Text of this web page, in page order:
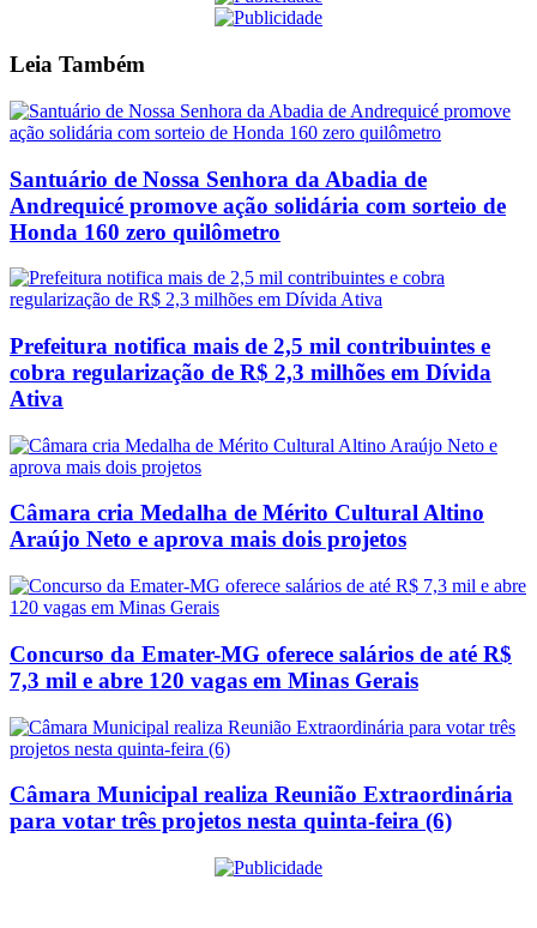
Leia Também
Santuário de Nossa Senhora da Abadia de
Andrequicé promove ação solidária com sorteio de
Honda 160 zero quilômetro
Prefeitura notifica mais de 2,5 mil contribuintes e
cobra regularização de R$ 2,3 milhões em Dívida
Ativa
Câmara cria Medalha de Mérito Cultural Altino
Araújo Neto e aprova mais dois projetos
Concurso da Emater-MG oferece salários de até R$
7,3 mil e abre 120 vagas em Minas Gerais
Câmara Municipal realiza Reunião Extraordinária
para votar três projetos nesta quinta-feira (6)